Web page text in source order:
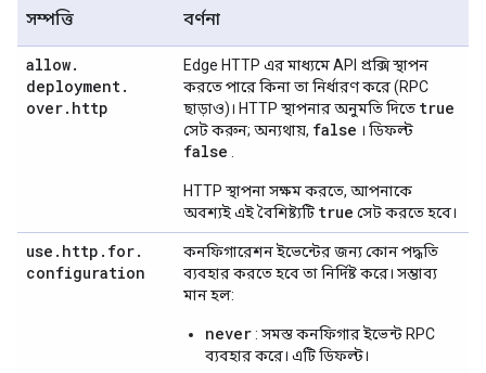
সম্পত্তি বর্ণনা
allow.
deployment.
over. http
Edge HTTP এর মাধ্যমে API প্রক্সি স্থাপন
করতে পারে কিনা তা নির্ধারণ করে (RPC
ছাড়াও)। HTTP স্থাপনার অনুমতি দিতে true
সেট করুন; অন্যথায়, false । ডিফল্ট
false
HTTP স্থাপনা সক্ষম করতে, আপনাকে
অবশ্যই এই বৈশিষ্ট্যটি true সেট করতে হবে।
use . http . for.
configuration
কনফিগারেশন ইভেন্টের জন্য কোন পদ্ধতি
ব্যবহার করতে হবে তা নির্দিষ্ট করে। সম্ভাব্য
মান হল:
never: সমস্ত কনফিগার ইভেন্ট RPC
ব্যবহার করে। এটি ডিফল্ট।